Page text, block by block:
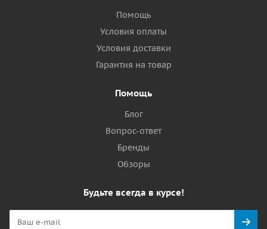
Помощь
Условия оплаты
Условия доставки
Гарантия на товар
Помощь
Блог
Вопрос-ответ
Бренды
Обзоры
Будьте всегда в курсе!